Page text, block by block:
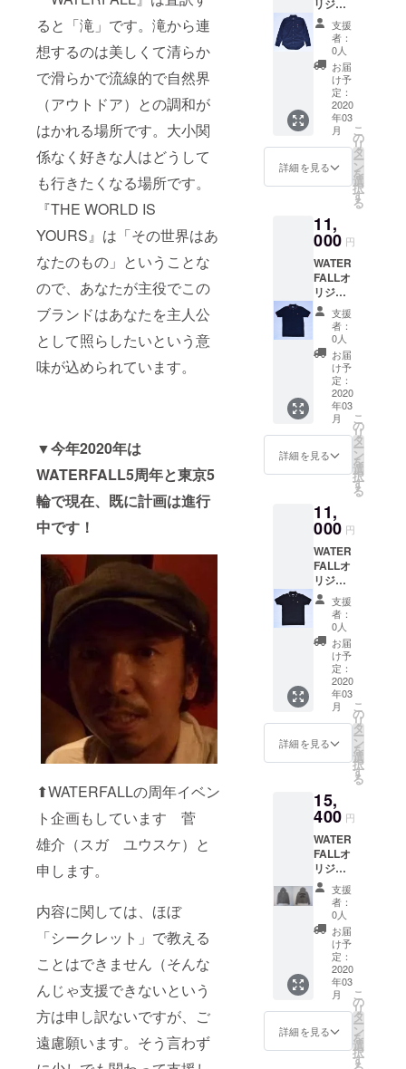
ると「滝」です。滝から連
想するのは美しくて清らか
で滑らかで流線的で自然界
（アウトドア）との調和が
はかれる場所です。大小関
係なく好きな人はどうして
も行きたくなる場所です。
『THE WORLD IS
YOURS』は「その世界はあ
なたのもの」ということな
ので、あなたが主役でこの
ブランドはあなたを主人公
として照らしたいという意
味が込められています。
▼今年2020年は
WATERFALL5周年と東京5
輪で現在、既に計画は進行
中です！
⬆︎WATERFALLの周年イベン
ト企画もしています 菅
雄介（スガ ユウスケ）と
申します。
内容に関しては、ほぼ
「シークレット」で教える
ことはできません（そんな
んじゃ支援できないという
方は申し訳ないですが、ご
遠慮願います。そう言わず
トグラ
ファー
http://w
hisper.c
o.jp
【サイ
ズ】
（cm）
サイズ
身丈 身
幅 肩幅
S
48
41 22
69
50
45 23
L
71
53
48 24
【品質
表示】
・綿
100%
・手洗
い可
O」など
多くの
ジャズ
ミュー
ジシャ
ンを撮
影。マ
イルス
に最も
近づい
たフォ
トグラ
ファー
hisper.c
o.jp
【サイ
ズ】
（cm）
サイズ
身丈 身
幅 肩幅
袖丈
S
67
48
41 22
M
69
50
45 23
48 24
【品質
・綿
100%
・手洗
い可
です
（商品
発送ま
で少し
お時間
頂く場
合がご
ざいま
す）。
完全日
本企
画・日
本製。
IN
JAPAN
。 ジャ
ズ写真
家・内
山繁
氏：マ
イル
ス・
ディ
ヴィス
写真集
「NO
PICTUR
E!」、
ジャ
コ・パ
ストリ
「JAC
O」など
多くの
ジャズ
ミュー
ジシャ
ンを撮
影。マ
イルス
に最も
近づい
たフォ
トグラ
ファー
http://w
hisper.c
（cm）
サイズ
幅 肩幅
袖丈
S
67
48
41 22
M
69
50
45 23
L
71
53
48 24
日〜1週
間での
商品発
送予定
です
（商品
発送ま
で少し
お時間
頂く場
合がご
ざいま
す）。
本企
画・日
本製。
MADE
IN
JAPAN
。 ジャ
ズ写真
家・内
山繁
氏：マ
イル
ス・
ディ
ヴィス
写真集
「NO
PICTUR
E!」、
コ・パ
ストリ
アス写
真集
「JAC
O」など
多くの
ジャズ
ミュー
ジシャ
ンを撮
影。
http://w
hisper.c
o.jp
【サイ
ズ】
（cm）
幅 肩幅
袖丈
S
67
48
41 22
M
69
50
45 23
L
71
53
48 24
【品質
表示】
・綿
100%
IN
JAPAN
ズ写真
家・内
山繁
氏：
ジャ
コ・パ
ストリ
真集
「JAC
O」、マ
イル
ス・
ディ
ヴィス
写真集
「NO
PICTUR
E!」な
ど多く
のジャ
ズ
ミュー
ジシャ
ンを撮
影。
http://w
hisper.c
o.jp/whi
sper/
ズ】
（cm）
サイズ
身丈 身
幅 肩幅
袖丈
S
67
48
41 22
M
70
49
43.5 19
L
71
53
48 24
【品質
・綿
100%
・手洗
い可
ご注文
後、即
日〜1週
間での
商品発
送予定
です
（商品
発送ま
頂く場
合がご
完全日
本企
画・日
本製。
MADE
IN
JAPAN
ズ写真
家・内
山繁
氏：
ジャ
コ・パ
ストリ
真集
「JAC
O」、マ
イル
ス・
ディ
ヴィス
写真集
「NO
PICTUR
E!」な
ど多く
のジャ
ズ
ミュー
ジシャ
ンを撮
影。
http://w
hisper.c
o.jp/whi
sper/
ズ】
（cm）
サイズ
身丈 身
幅 肩幅
袖丈
S
67
48
41 22
M
70
49
43.5 19
L
71
53
48 24
【品質
へのプ
リント
商品に
なりま
す。 前
面に
「JAC
PASTO
RIUS」
をシル
クプリ
ツ（背
面に英
字ロゴ
プリン
ト）。
ご注文
後、即
日〜1週
間での
商品発
送予定
です
（商品
発送ま
頂く場
合がご
完全日
本企
画・日
本製。
MADE
IN
JAPAN
ズ写真
家・内
山繁
氏：
ジャ
コ・パ
ストリ
真集
「JAC
O」、マ
イル
ス・
ディ
ヴィス
写真集
「NO
PICTUR
E!」な
ど多く
のジャ
ズ
ミュー
ジシャ
ンを撮
影。
http://w
hisper.c
o.jp/whi
sper/
JAZZラ
イヴ観
賞まで
ファッ
ション&
音楽好
きな方
には必
ず手に
して頂
きたい
『JAZZ
です。
※こちら
は黒T
シャツ
へのプ
リント
商品に
なりま
す。 前
面に
「JAC
PASTO
RIUS」
をシル
クプリ
ツ（背
面に英
字ロゴ
プリン
ト）。
ご注文
後、即
日〜1週
間での
商品発
送予定
です
（商品
発送ま
頂く場
合がご
完全日
本企
画・日
本製。
MADE
IN
JAPAN
ズ写真
家・内
山繁
氏：
ジャ
コ・パ
ストリ
真集
「JAC
O」、マ
適度な
光沢と
ハリ
感・強
度を兼
ね備
え、カ
ジュア
ルとビ
ジネス
どちら
にも使
仕事後
のライ
も楽し
みたい
方に
とっ
て、こ
の上な
く使い
回しの
効く商
品で
す。 ボ
タンに
は高級
感のあ
ン（貝
ボタ
を使
用。 き
れい目
な綿ブ
ロード
生地と
相性の
良い綺
麗なボ
タンで
好印象
を与え
左胸に
は
トレー
ドマー
ク「レ
コード
ワッペ
ン」が
ワンポ
イント
で入っ
てお
り、DJ
の方や
アー
ティス
も「日
本発信
リジナ
ル商
品。フ
ジロッ
クなど
山で
キャン
プを張
る夏
フェス
では冷
え込み
対策に
国産生
地の
「綿ブ
ロー
ド」は
適度な
光沢と
ハリ
感・強
度を兼
ね備
え、カ
ジュア
ルとビ
ジネス
どちら
にも使
仕事後
のライ
も楽し
みたい
方に
とっ
て、こ
の上な
く使い
回しの
効く商
品で
す。 ボ
タンに
は高級
感のあ
ン（貝
ボタ
を使
用。 き
れい目
な綿ブ
ロード
生地と
相性の
良い綺
麗なボ
タンで
好印象
を与え
左胸に
は
支援
者：
0人
お届
け予
定：
2020
年03
月
詳細を見る
こ
の
リ
タ
ー
ン
を
選
択
す
る
11,
000 円
WATER
FALLオ
リジナ
ル商
品。フ
ジロッ
ク、サ
マソニ
といっ
た夏
フェス
でも快
適に過
ごせる
実用性
きめ細
かい国
産生地
の「綿
カノ
コ」が
汗を吸
収し、
更に通
気性を
確保。
耐久性
に優
れ、国
内縫製
の強み
である
も安心
して楽
とがで
きま
す。 ボ
タンに
は高級
感のあ
る「猫
目シェ
ルボタ
ン（貝
ボタ
ン）」
を使
用。 こ
支援
者：
0人
お届
け予
定：
2020
年03
月
詳細を見る
こ
の
リ
タ
ー
ン
を
選
択
す
る
11,
000 円
WATER
FALLオ
リジナ
ル商
品。フ
ジロッ
ク、サ
マソニ
といっ
た夏
フェス
でも快
適に過
ごせる
実用性
きめ細
かい国
産生地
の「綿
カノ
コ」が
汗を吸
収し、
更に通
気性を
確保。
耐久性
に優
れ、国
内縫製
の強み
である
支援
者：
0人
お届
け予
定：
2020
年03
月
詳細を見る
こ
の
リ
タ
ー
ン
を
選
択
す
る
15,
400 円
WATER
FALLオ
リジナ
ル商
品。フ
ジロッ
クなど
山で
キャン
プを張
る夏
フェス
では冷
え込み
対策に
支援
者：
0人
お届
け予
定：
2020
年03
月
詳細を見る
こ
の
リ
タ
ー
ン
を
選
択
す